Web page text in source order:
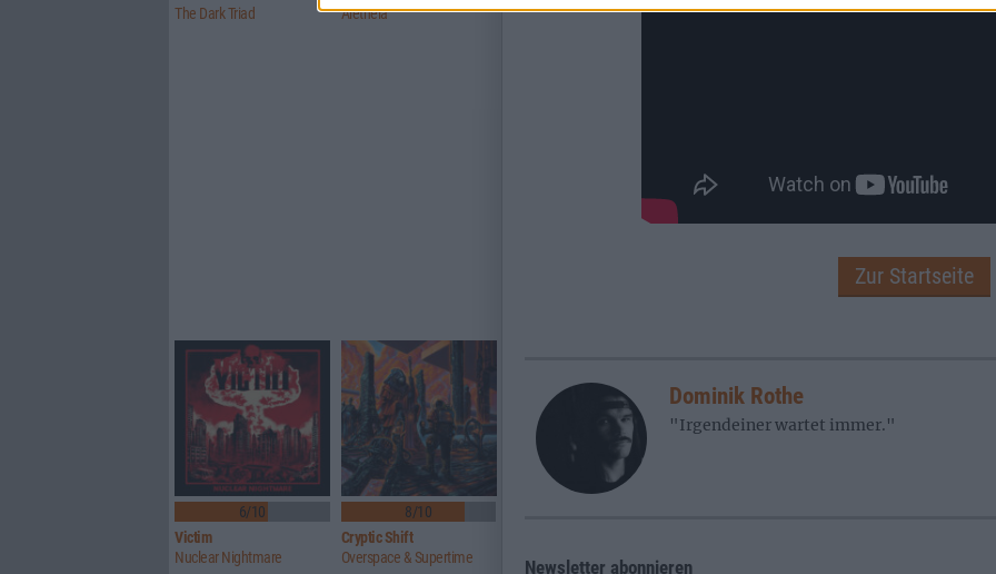
Zur Startseite
Dominik Rothe
"Irgendeiner wartet immer."
Newsletter abonnieren
The Dark Triad
Aletheia
6/10
Victim
Nuclear Nightmare
8/10
Cryptic Shift
Overspace & Supertime